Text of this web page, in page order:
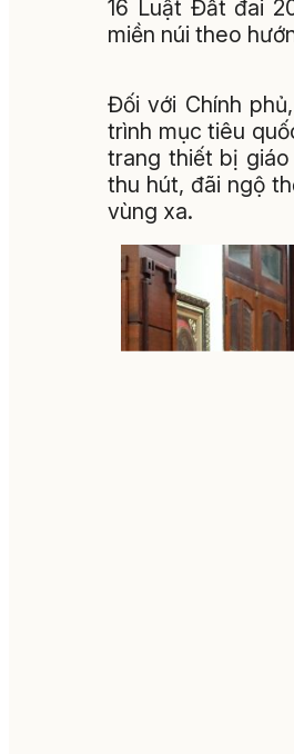
16 Luật Đất đai
miền núi theo
Đối với Chính
trình mục tiêu
trang thiết bị
thu hút, đãi ngộ
vùng xa.